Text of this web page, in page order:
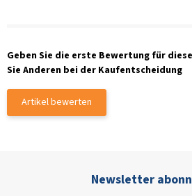
Geben Sie die erste Bewertung für
Sie Anderen bei der Kaufentscheidung
Artikel bewerten
Newsletter